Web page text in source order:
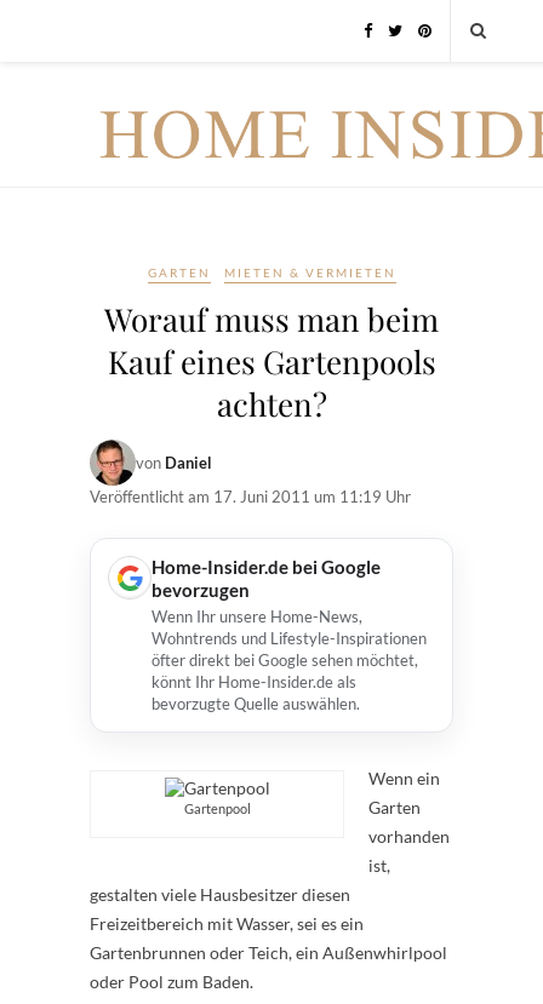
GARTEN MIETEN & VERMIETEN
Worauf muss man beim
Kauf eines Gartenpools
achten?
von Daniel
Veröffentlicht am 17. Juni 2011 um 11:19 Uhr
Home-Insider.de bei Google
bevorzugen
Wenn Ihr unsere Home-News,
Wohntrends und Lifestyle-Inspirationen
öfter direkt bei Google sehen möchtet,
könnt Ihr Home-Insider.de als
bevorzugte Quelle auswählen.
Gartenpool
Wenn ein
Garten
vorhanden
ist,
gestalten viele Hausbesitzer diesen
Freizeitbereich mit Wasser, sei es ein
Gartenbrunnen oder Teich, ein Außenwhirlpool
oder Pool zum Baden.